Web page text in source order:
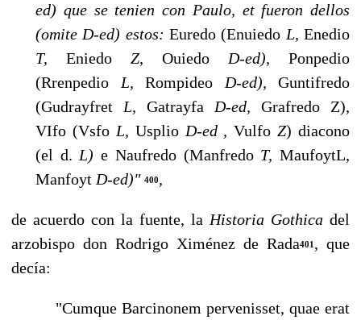
ed) que se tenien con Paulo, et fueron dellos
(omite D-ed) estos: Euredo (Enuiedo L,Enedio
T, Eniedo Z, Ouiedo D-ed), Ponpedio
(Rrenpedio L, Rompideo D-ed), Guntifredo
(Gudrayfret L, Gatrayfa D-ed, Grafredo Z),
VIfo (Vsfo L, Usplio D-ed ,VulfoZ) diacono
(el d. L)e Naufredo (Manfredo T,MaufoytL,
Manfoyt D-ed)" 400,
de acuerdo con la fuente, la Historia Gothica del
arzobispo don Rodrigo Ximénez de Rada401 , que
decía:
"Cumque Barcinonem pervenisset, quae erat